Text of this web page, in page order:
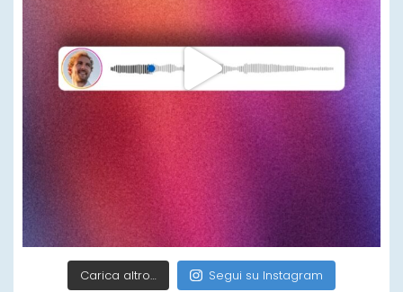
Carica altro… Segui su Instagram